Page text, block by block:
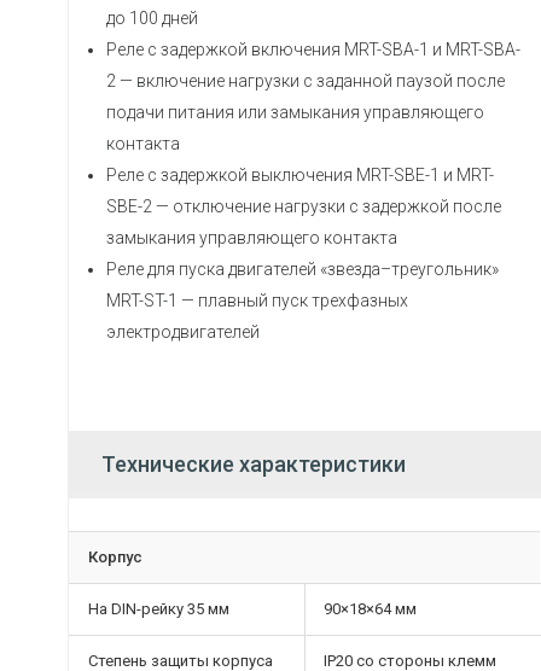
до 100 дней
Реле с задержкой включения MRT-SBA-1 и MRT-SBA-
2 — включение нагрузки с заданной паузой после
подачи питания или замыкания управляющего
контакта
Реле с задержкой выключения MRT-SBE-1 и MRT-
SBE-2 — отключение нагрузки с задержкой после
замыкания управляющего контакта
Реле для пуска двигателей «звезда–треугольник»
MRT-ST-1 — плавный пуск трехфазных
электродвигателей
Технические характеристики
Корпус
На DIN-рейку 35 мм 90×18×64 мм
Степень защиты корпуса
IP20 со стороны клемм